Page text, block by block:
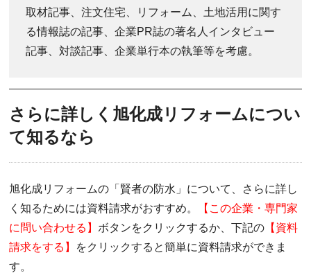
取材記事、注文住宅、リフォーム、土地活用に関す
る情報誌の記事、企業PR誌の著名人インタビュー
記事、対談記事、企業単行本の執筆等を考慮。
さらに詳しく旭化成リフォームについ
て知るなら
旭化成リフォームの「賢者の防水」について、さらに詳し
く知るためには資料請求がおすすめ。
【この企業・専門家
に問い合わせる】 ボタンをクリックするか、下記の 【資料
請求をする】 をクリックすると簡単に資料請求ができま
す。